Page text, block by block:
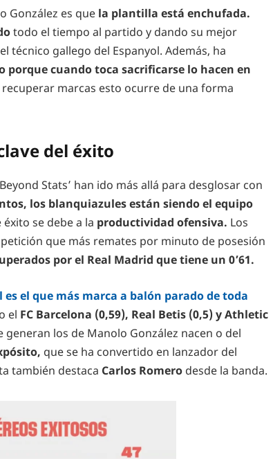
González es que la plantilla está enchufada.
todo el tiempo al partido y dando su mejor
gallego del Espanyol. Además, ha
porque cuando toca sacrificarse lo hacen en
marcas esto ocurre de una forma
del éxito
Stats’ han ido más allá para desglosar con
los blanquiazules están siendo el equipo
se debe a la productividad ofensiva. Los
que más remates por minuto de posesión
por el Real Madrid que tiene un 0’61.
es el que más marca a balón parado de toda
el FC Barcelona (0,59), Real Betis (0,5) y Athletic
generan los de Manolo González nacen o del
que se ha convertido en lanzador del
también destaca Carlos Romero desde la banda.